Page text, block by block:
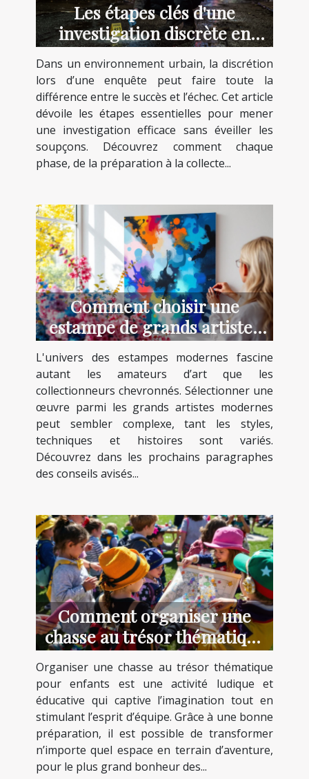
Les étapes clés d'une
investigation discrète en
milieu urbain
Dans un environnement urbain, la discrétion
lors d’une enquête peut faire toute la
différence entre le succès et l’échec. Cet article
dévoile les étapes essentielles pour mener
une investigation efficace sans éveiller les
soupçons. Découvrez comment chaque
phase, de la préparation à la collecte...
Comment choisir une
estampe de grands artistes
modernes ?
L'univers des estampes modernes fascine
autant les amateurs d’art que les
collectionneurs chevronnés. Sélectionner une
œuvre parmi les grands artistes modernes
peut sembler complexe, tant les styles,
techniques et histoires sont variés.
Découvrez dans les prochains paragraphes
des conseils avisés...
Comment organiser une
chasse au trésor thématique
pour enfants ?
Organiser une chasse au trésor thématique
pour enfants est une activité ludique et
éducative qui captive l’imagination tout en
stimulant l’esprit d’équipe. Grâce à une bonne
préparation, il est possible de transformer
n’importe quel espace en terrain d’aventure,
pour le plus grand bonheur des...